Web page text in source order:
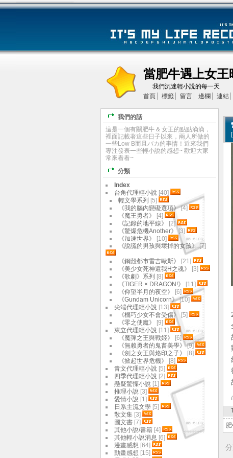
當肥牛遇上女王
我們沉迷輕小說的每一天
首頁
標籤 留言 邊欄 連結
[
我們的話
這是一個有關肥牛 & 女王的點點滴滴，
裡面記載著這些日子以來，兩人所做的
一些Low B而且バカ的事情！近來我們
專注發表一些輕小說的感想~ 歡迎大家
常來看看~
分類
Index
台角代理輕小說 [40]
輕文學系列 [5]
《我的腦內戀礙選項》[4]
《魔王勇者》
[4]
《記錄的地平線》
[2]
《驚爆危機Another》[3]
《加速世界》
[10]
《說謊的男孩與壞掉的女孩》[7]
《鋼殼都市雷吉歐斯》
[21]
《美少女死神還我H之魂》
[3]
《歌劇》系列 [8]
《TIGER × DRAGON!》
[11]
《仰望半月的夜空》
[6]
《Gundam Unicorn》[10]
尖端代理輕小說 [13]
《機巧少女不會受傷》
[5]
《零之使魔》
[9]
東立代理輕小說 [11]
《魔彈之王與戰姬》
[6]
《無賴勇者的鬼畜美學》[9]
《劍之女王與烙印之子》
[8]
《掀起世界危機》
[8]
青文代理輕小說 [5]
四季代理輕小說 [2]
懸疑驚慄小說 [1]
推理小說 [3]
愛情小說 [1]
日系主流文學 [5]
散文集 [3]
圖文書 [7]
其他小說/書籍 [4]
其他輕小說消息 [6]
漫畫感想 [64]
動畫感想 [15]